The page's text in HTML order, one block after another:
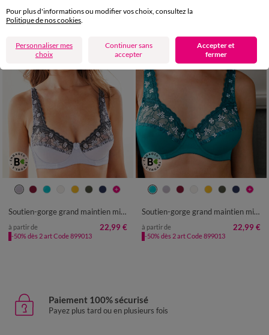
Soutien-gorge grand maintien microfibre Caminata - avec armatures
à partir de 22,99 €
-50% dès 2 art Code 899013
Soutien-gorge grand maintien microfibre Caminata - avec armatures
à partir de 22,99 €
-50% dès 2 art Code 899013
Paiement 100% sécurisé
Payez plus tard ou en plusieurs fois
Pour plus d'informations ou modifier vos choix, consultez la
Politique de nos cookies
Personnaliser mes
choix
Continuer sans
accepter
Accepter et
fermer